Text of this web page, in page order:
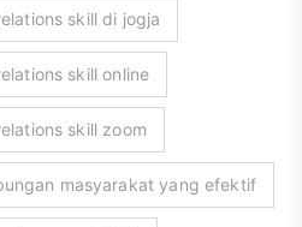
skill di jogja
skill online
skill zoom
masyarakat yang efektif